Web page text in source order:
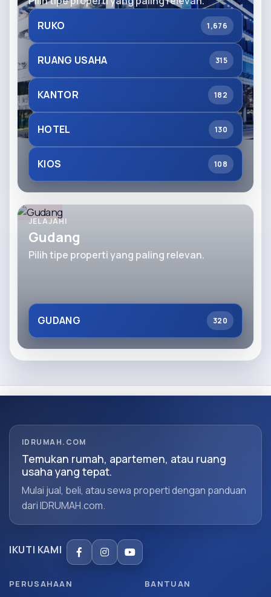
RUKO
1,676
RUANG USAHA 315
KANTOR 182
HOTEL 130
KIOS 108
JELAJAHI
Gudang
Pilih tipe properti yang paling relevan.
GUDANG 320
IDRUMAH.COM
Temukan rumah, apartemen, atau ruang
usaha yang tepat.
Mulai jual, beli, atau sewa properti dengan panduan
dari IDRUMAH.com.
IKUTI KAMI
PERUSAHAAN BANTUAN